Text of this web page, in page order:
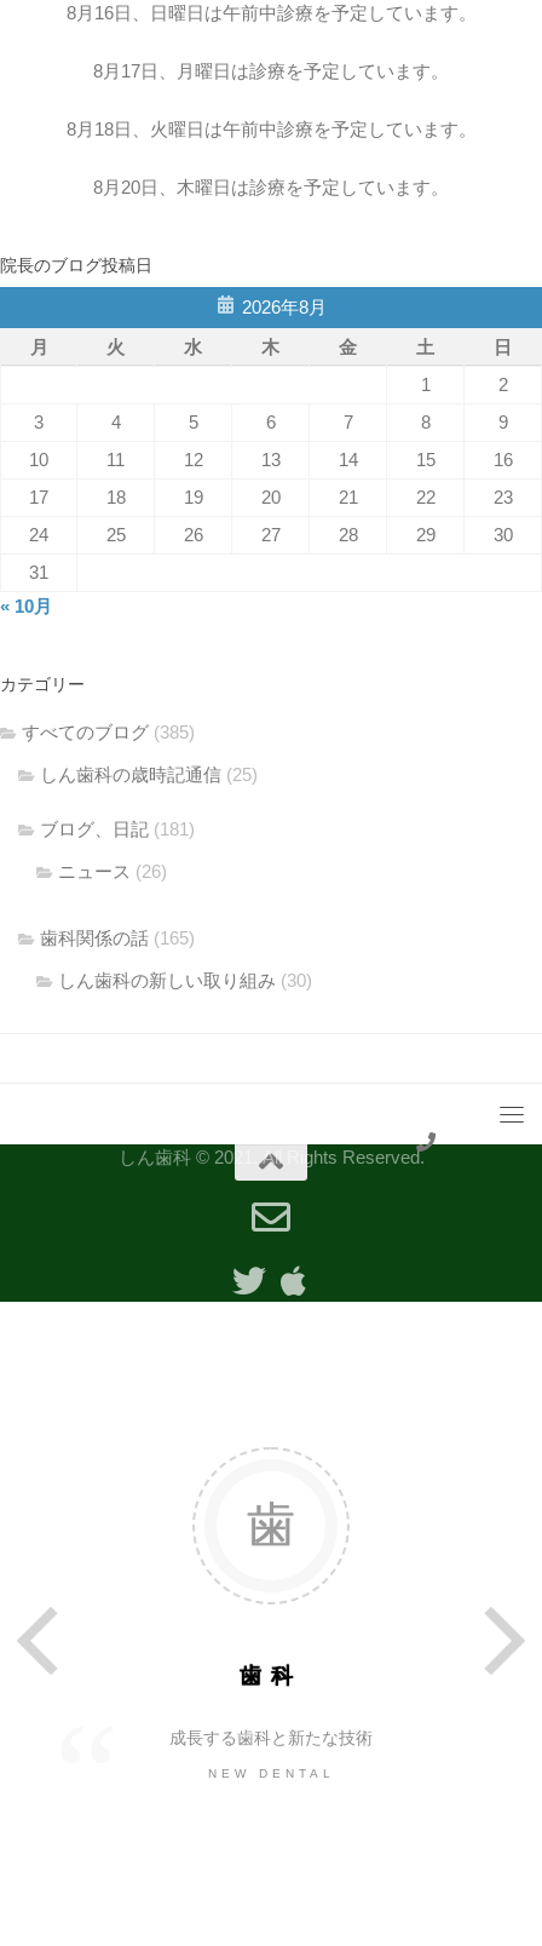
8月16日、日曜日は午前中診療を予定しています。
8月17日、月曜日は診療を予定しています。
8月18日、火曜日は午前中診療を予定しています。
8月20日、木曜日は診療を予定しています。
院長のブログ投稿日
2026年8月
月
火 水 木 金 土
日
1
2
3
4 5 6 7 8
9
10
11 12 13 14 15
16
17
18 19 20 21 22
23
24
25 26 27 28 29
30
31
« 10月
カテゴリー
すべてのブログ (385)
しん歯科の歳時記通信 (25)
ブログ、日記 (181)
ニュース (26)
歯科関係の話 (165)
しん歯科の新しい取り組み (30)
しん歯科 © 2021. All Rights Reserved.
歯科
成長する歯科と新たな技術
NEW DENTAL